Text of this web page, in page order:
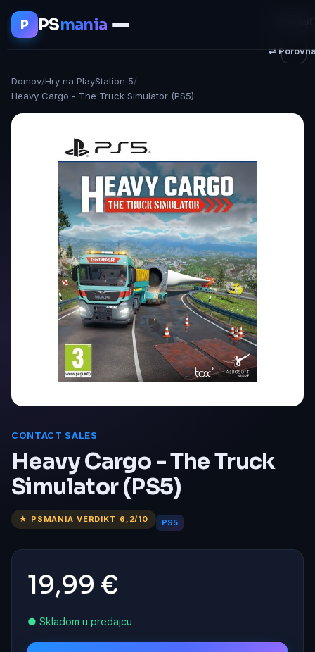
P PSmania
Domov/Hry na PlayStation 5/
Heavy Cargo - The Truck Simulator (PS5)
CONTACT SALES
Heavy Cargo - The Truck
Simulator (PS5)
★ PSMANIA VERDIKT 6,2/10 PS5
19,99 €
● Skladom u predajcu
⇄